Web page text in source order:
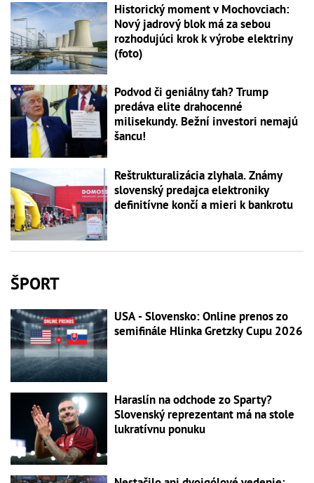
Historický moment v Mochovciach:
Nový jadrový blok má za sebou
rozhodujúci krok k výrobe elektriny
(foto)
Podvod či geniálny ťah? Trump
predáva elite drahocenné
milisekundy. Bežní investori nemajú
šancu!
Reštrukturalizácia zlyhala. Známy
slovenský predajca elektroniky
definitívne končí a mieri k bankrotu
ŠPORT
USA - Slovensko: Online prenos zo
semifinále Hlinka Gretzky Cupu 2026
Haraslín na odchode zo Sparty?
Slovenský reprezentant má na stole
lukratívnu ponuku